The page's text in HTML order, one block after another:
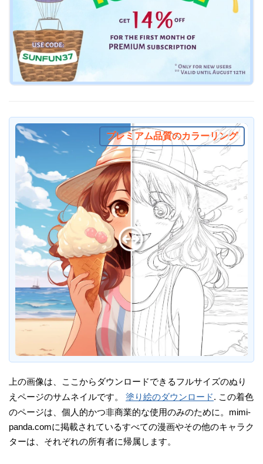
プレミアム品質のカラーリング
上の画像は、ここからダウンロードできるフルサイズのぬり
えページのサムネイルです。 塗り絵のダウンロード. この着色
のページは、個人的かつ非商業的な使用のみのために。mimi-
panda.comに掲載されているすべての漫画やその他のキャラク
ターは、それぞれの所有者に帰属します。